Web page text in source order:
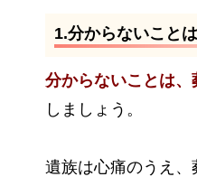
1.分からないこと
分からないことは
しましょう。
遺族は心痛のうえ